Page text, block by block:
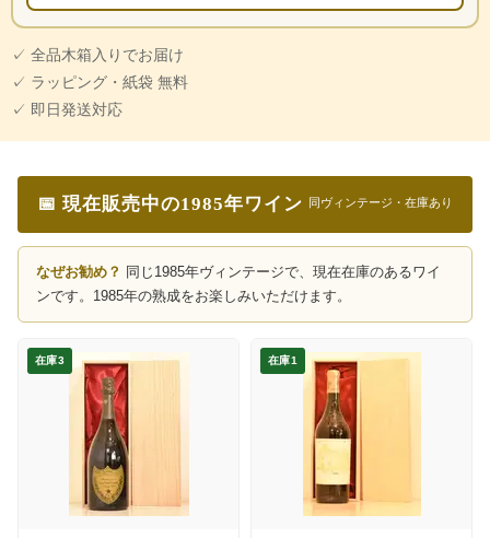
✓ 全品木箱入りでお届け
✓ ラッピング・紙袋 無料
✓ 即日発送対応
📅 現在販売中の1985年ワイン 同ヴィンテージ・在庫あり
なぜお勧め？ 同じ1985年ヴィンテージで、現在在庫のあるワイ
ンです。1985年の熟成をお楽しみいただけます。
在庫3 在庫1